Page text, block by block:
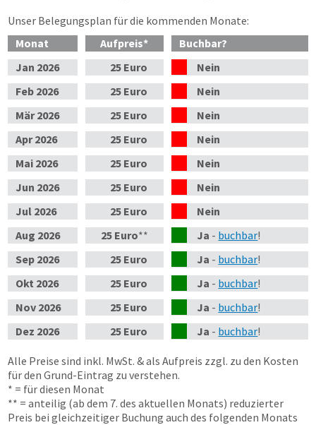
Unser Belegungsplan für die kommenden Monate:
Monat
Aufpreis*
Buchbar?
Jan 2026 25 Euro
Nein
Feb 2026 25 Euro
Nein
Mär2026 25 Euro
Nein
Apr2026 25 Euro
Nein
Mai 2026 25 Euro
Nein
Jun 2026 25 Euro
Nein
Jul 2026 25 Euro
Nein
Aug 2026 25 Euro** Ja - buchbar!
Sep 2026 25 Euro Ja - buchbar!
Okt 2026 25 Euro Ja - buchbar!
Nov 2026 25 Euro Ja - buchbar!
Dez 2026 25 Euro Ja - buchbar!
Alle Preise sind inkl. MwSt. & als Aufpreis zzgl. zu den Kosten
für den Grund-Eintrag zu verstehen.
* = für diesen Monat
** = anteilig (ab dem 7. des aktuellen Monats) reduzierter
Preis bei gleichzeitiger Buchung auch des folgenden Monats